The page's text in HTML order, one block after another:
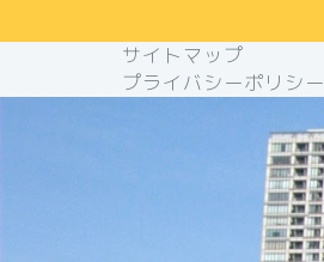
サイトマップ
プライバシーポリシー